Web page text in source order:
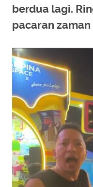
berdua lagi.
pacaran